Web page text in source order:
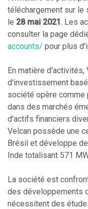
téléchargement sur le
le 28 mai 2021. Les
consulter la page
accounts/ pour plus
En matière d'activités,
d'investissement
société opère comme
dans des marchés
d'actifs financiers
Velcan possède une
Brésil et développe
Inde totalisant 571
La société est
des développements
nécessitent des